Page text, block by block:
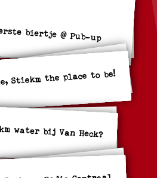
Stiekm the place to be!
water bij Van Heck?